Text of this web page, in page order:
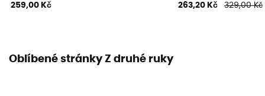
259,00 Kč 263,20 Kč 329,00 Kč
Oblíbené stránky Z druhé ruky